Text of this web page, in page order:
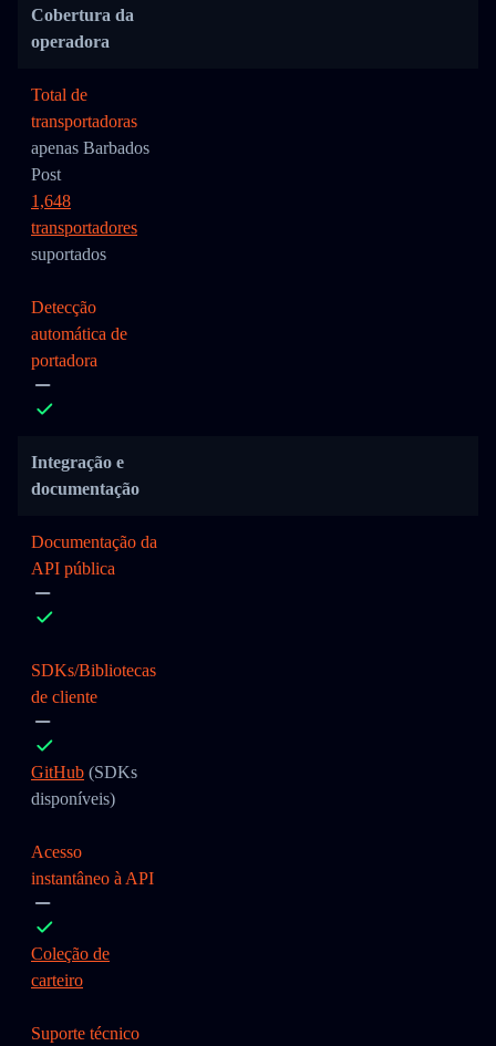
Cobertura da
operadora
Total de
transportadoras
apenas Barbados
Post
1,648
transportadores
suportados
Detecção
automática de
portadora
Integração e
documentação
Documentação da
API pública
SDKs/Bibliotecas
de cliente
GitHub (SDKs
disponíveis)
Acesso
instantâneo à API
Coleção de
carteiro
Suporte técnico